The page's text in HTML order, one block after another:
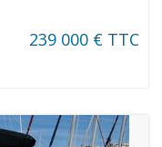
239 000 € TTC